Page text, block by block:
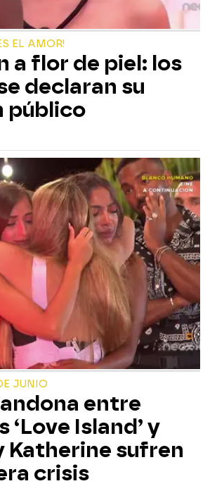
EL AMOR!
a flor de piel: los
declaran su
público
JUNIO
entre
‘Love Island’ y
Katherine sufren
crisis